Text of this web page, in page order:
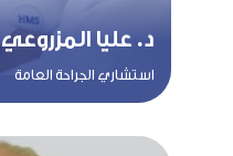
د. عليا المزروعي
استشاري الجراحة العامة